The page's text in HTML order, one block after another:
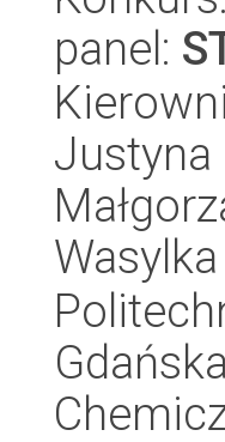
panel:
Justyna
Wasylka